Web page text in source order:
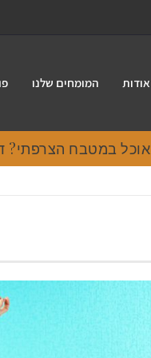
אודות המומחים שלנו
במטבח הצרפתי? דברו